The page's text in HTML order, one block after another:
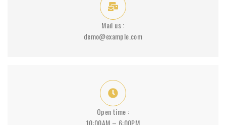
Mail us :
demo@example.com
Open time :
10:00AM – 6:00PM